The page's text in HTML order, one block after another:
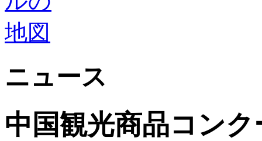
ニュース
中国観光商品コン